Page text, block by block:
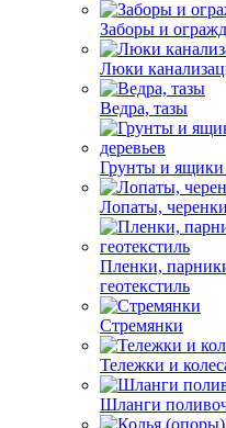
Заборы и
Люки
Ведра, тазы
Грунты и ящики
Лопаты,
Пленки,
геотекстиль
Стремянки
Тележки и
Шланги